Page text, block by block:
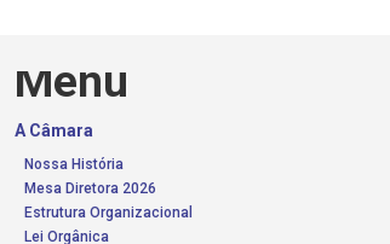
Menu
A Câmara
Nossa História
Mesa Diretora 2026
Estrutura Organizacional
Lei Orgânica